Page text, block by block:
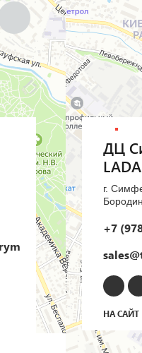
ДЦ
LADA
г.
+7
НА САЙТ